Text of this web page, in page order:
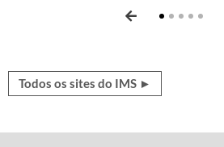
Todos os sites do IMS ►